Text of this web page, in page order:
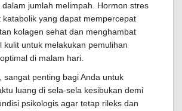
jumlah melimpah. Hormon stres
katabolik yang dapat mempercepat
kolagen sehat dan menghambat
kulit untuk melakukan pemulihan
di malam hari.
sangat penting bagi Anda untuk
luang di sela-sela kesibukan demi
psikologis agar tetap rileks dan